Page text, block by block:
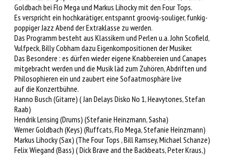
Goldbach bei Flo Mega und Markus Lihocky mit den Four Tops.
Es verspricht ein hochkarätiger, entspannt groovig-souliger, funkig-
poppiger Jazz Abend der Extraklasse zu werden.
Das Programm besteht aus Klassikern und Perlen u.a. John Scofield,
Vulfpeck, Billy Cobham dazu Eigenkompositionen der Musiker.
Das Besondere : es dürfen wieder eigene Knabbereien und Canapes
mitgebracht werden und die Musik läd zum Zuhören, Abdriften und
Philosophieren ein und zaubert eine Sofaatmosphäre live
auf die Konzertbühne.
Hanno Busch (Gitarre) ( Jan Delays Disko No 1, Heavytones, Stefan
Raab)
Hendrik Lensing (Drums) (Stefanie Heinzmann, Sasha)
Werner Goldbach (Keys) (Ruffcats, Flo Mega, Stefanie Heinzmann)
Markus Lihocky (Sax) (The Four Tops , Bill Ramsey, Michael Schanze)
Felix Wiegand (Bass) ( Dick Brave and the Backbeats, Peter Kraus,)